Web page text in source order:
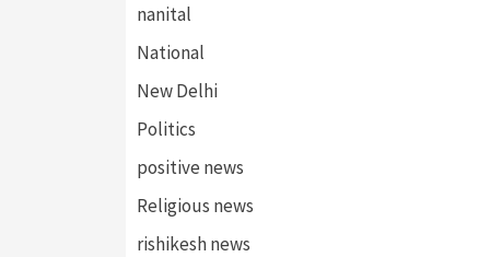
nanital
National
New Delhi
Politics
positive news
Religious news
rishikesh news